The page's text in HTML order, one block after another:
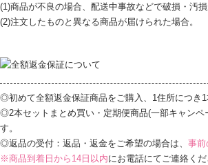
(1)商品が不良の場合、配送中事故などで破損・汚損
(2)注文したものと異なる商品が届けられた場合。
◎初めて全額返金保証商品をご購入、1住所につき1
◎2本セットまとめ買い・定期便商品(一部キャン
す。
◎返品の受付：返品・返金をご希望の場合は、 事前
※商品到着日から14日以内にお電話にてご連絡くだ